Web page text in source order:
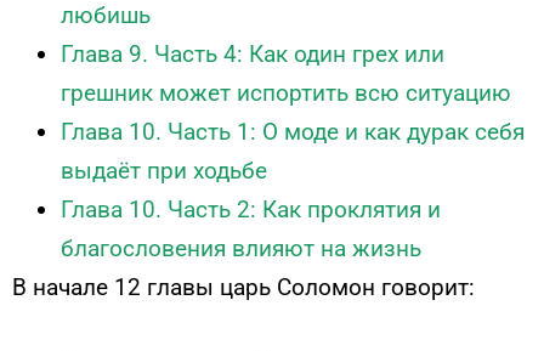
любишь
Глава 9. Часть 4: Как один грех или
грешник может испортить всю ситуацию
Глава 10. Часть 1: О моде и как дурак себя
выдаёт при ходьбе
Глава 10. Часть 2: Как проклятия и
благословения влияют на жизнь
В начале 12 главы царь Соломон говорит: